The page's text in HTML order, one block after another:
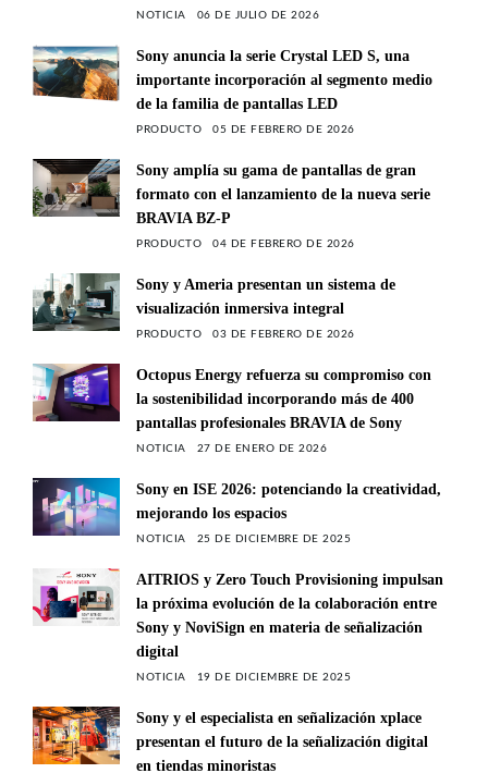
NOTICIA 06 DE JULIO DE 2026
Sony anuncia la serie Crystal LED S, una
importante incorporación al segmento medio
de la familia de pantallas LED
PRODUCTO 05 DE FEBRERO DE 2026
Sony amplía su gama de pantallas de gran
formato con el lanzamiento de la nueva serie
BRAVIA BZ-P
PRODUCTO 04 DE FEBRERO DE 2026
Sony y Ameria presentan un sistema de
visualización inmersiva integral
PRODUCTO 03 DE FEBRERO DE 2026
Octopus Energy refuerza su compromiso con
la sostenibilidad incorporando más de 400
pantallas profesionales BRAVIA de Sony
NOTICIA 27 DE ENERO DE 2026
Sony en ISE 2026: potenciando la creatividad,
mejorando los espacios
NOTICIA 25 DE DICIEMBRE DE 2025
AITRIOS y Zero Touch Provisioning impulsan
la próxima evolución de la colaboración entre
Sony y NoviSign en materia de señalización
digital
NOTICIA 19 DE DICIEMBRE DE 2025
Sony y el especialista en señalización xplace
presentan el futuro de la señalización digital
en tiendas minoristas